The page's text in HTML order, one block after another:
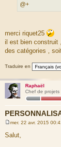
@+
merci riquet25
il est bien construit
des catégories ,
Traduire en
Raphaël
Chef de projets
e
s
mer. 22 avr. 2015
Salut,